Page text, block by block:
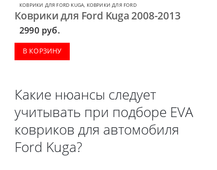
КОВРИКИ ДЛЯ FORD KUGA КОВРИКИ ДЛЯ FORD
Коврики для Ford Kuga 2008-2013
2990 руб.
В КОРЗИНУ
Какие нюансы следует
учитывать при подборе EVA
ковриков для автомобиля
Ford Kuga?